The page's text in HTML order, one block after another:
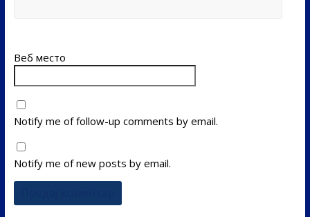
Веб место
Notify me of follow-up comments by email.
Notify me of new posts by email.